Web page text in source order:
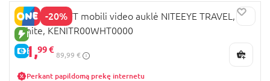
-20%
NAUJA PREKĖ
E-KAINA
KINDERKRAFT mobili video auklė NITEEYE TRAVEL,
White, KENITR00WHT0000
71,99 €
89,99 €
Perkant papildomą prekę internetu